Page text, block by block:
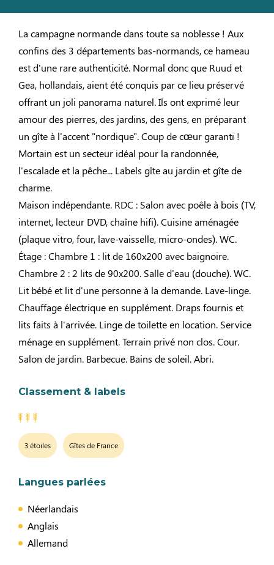
La campagne normande dans toute sa noblesse ! Aux
confins des 3 départements bas-normands, ce hameau
est d'une rare authenticité. Normal donc que Ruud et
Gea, hollandais, aient été conquis par ce lieu préservé
offrant un joli panorama naturel. Ils ont exprimé leur
amour des pierres, des jardins, des gens, en préparant
un gîte à l'accent "nordique". Coup de cœur garanti !
Mortain est un secteur idéal pour la randonnée,
l'escalade et la pêche... Labels gîte au jardin et gîte de
charme.
Maison indépendante. RDC : Salon avec poêle à bois (TV,
internet, lecteur DVD, chaîne hifi). Cuisine aménagée
(plaque vitro, four, lave-vaisselle, micro-ondes). WC.
Étage : Chambre 1 : lit de 160x200 avec baignoire.
Chambre 2 : 2 lits de 90x200. Salle d'eau (douche). WC.
Lit bébé et lit d'une personne à la demande. Lave-linge.
Chauffage électrique en supplément. Draps fournis et
lits faits à l'arrivée. Linge de toilette en location. Service
ménage en supplément. Terrain privé non clos. Cour.
Salon de jardin. Barbecue. Bains de soleil. Abri.
Classement & labels
3 étoiles Gîtes de France
Langues parlées
Néerlandais
Anglais
Allemand